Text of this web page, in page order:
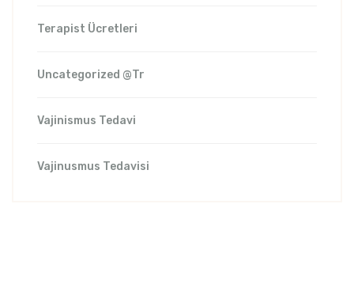
Terapist Ücretleri
Uncategorized @tr
Vajinismus Tedavi
Vajinusmus Tedavisi